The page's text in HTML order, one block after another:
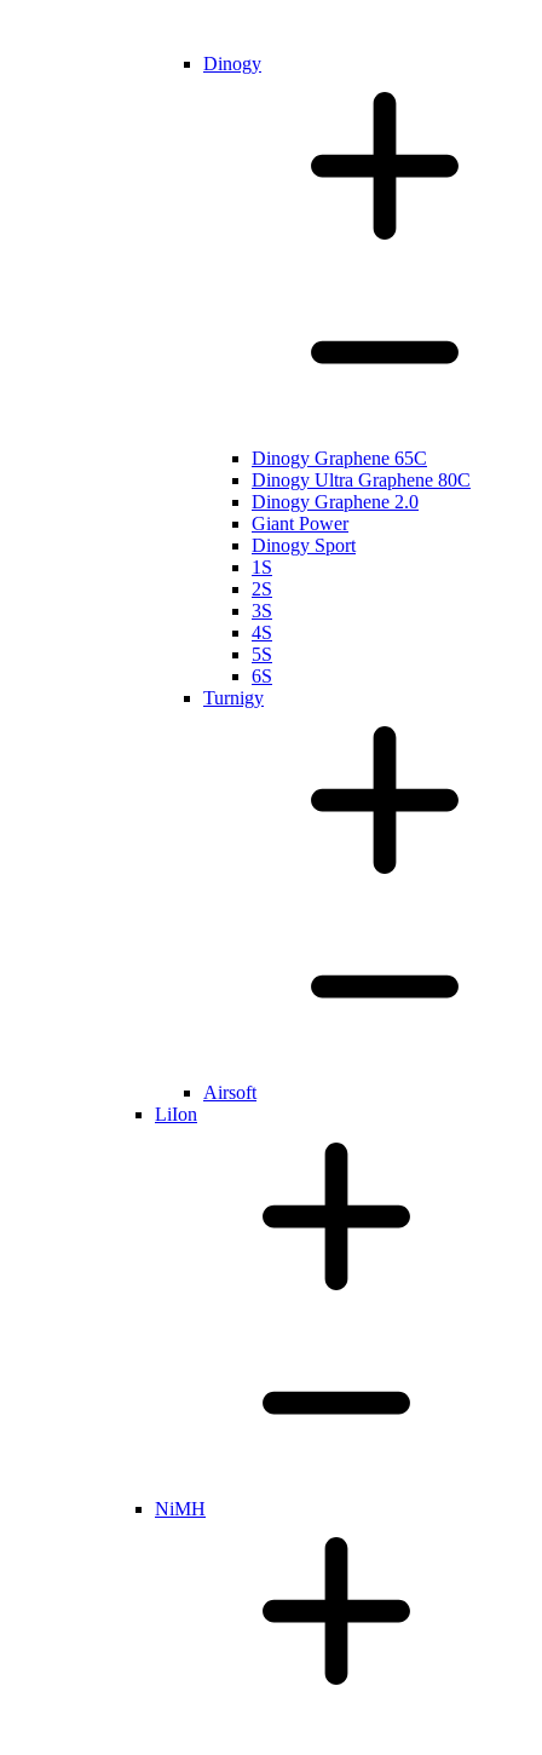
Dinogy
Dinogy Graphene 65C
Dinogy Ultra Graphene 80C
Dinogy Graphene 2.0
Giant Power
Dinogy Sport
1S
2S
3S
4S
5S
6S
Turnigy
Airsoft
LiIon
NiMH